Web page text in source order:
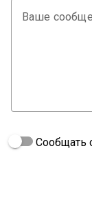
Ваше
Сообщать